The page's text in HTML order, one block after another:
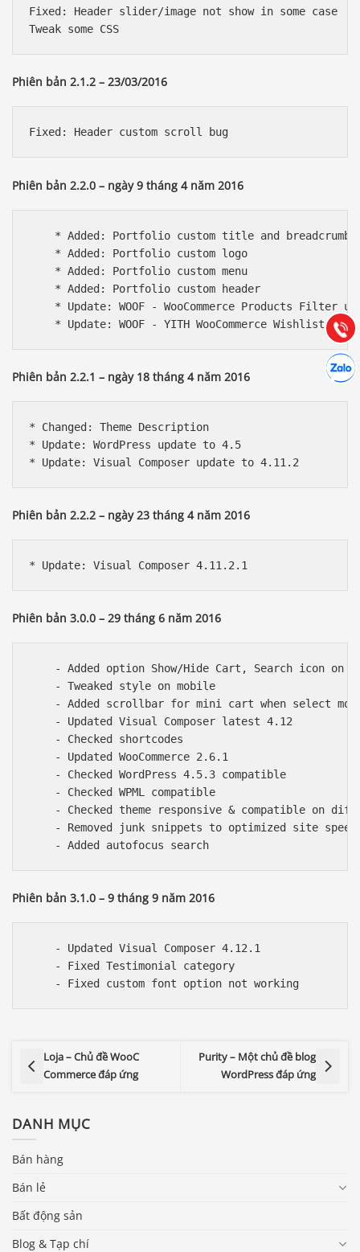
Fixed: Header slider/image not show in some case
Tweak some CSS
Phiên bản 2.1.2 – 23/03/2016
Fixed: Header custom scroll bug
Phiên bản 2.2.0 – ngày 9 tháng 4 năm 2016
    * Added: Portfolio custom title and breadcrumb
    * Added: Portfolio custom logo
    * Added: Portfolio custom menu
    * Added: Portfolio custom header
* Update: WOOF - WooCommerce Products Filter
Phiên bản 2.2.1 – ngày 18 tháng 4 năm 2016
* Changed: Theme Description
* Update: WordPress update to 4.5
Phiên bản 2.2.2 – ngày 23 tháng 4 năm 2016
Phiên bản 3.0.0 – 29 tháng 6 năm 2016
- Added option Show/Hide Cart, Search icon on
    - Tweaked style on mobile
- Added scrollbar for mini cart when select
    - Updated Visual Composer latest 4.12
    - Checked shortcodes
    - Updated WooCommerce 2.6.1
    - Checked WordPress 4.5.3 compatible
    - Checked WPML compatible
- Checked theme responsive & compatible on
- Removed junk snippets to optimized site
Phiên bản 3.1.0 – 9 tháng 9 năm 2016
    - Updated Visual Composer 4.12.1
    - Fixed Testimonial category
Loja – Chủ đề WooC
Commerce đáp ứng
Purity – Một chủ đề blog
WordPress đáp ứng
DANH MỤC
Bán hàng
Bán lẻ
Bất động sản
Blog & Tạp chí
Gọi
Báo giá & Đặt hàng:
0903.976.769
Hướng dẫn & Hỗ trợ:
(028) 22.166.144
Chát
Tư vấn